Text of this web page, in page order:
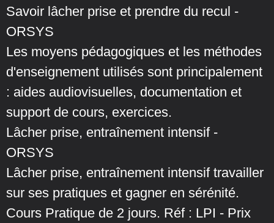
Savoir lâcher prise et prendre du recul -
ORSYS
Les moyens pédagogiques et les méthodes
d'enseignement utilisés sont principalement
: aides audiovisuelles, documentation et
support de cours, exercices.
Lâcher prise, entraînement intensif -
ORSYS
Lâcher prise, entraînement intensif travailler
sur ses pratiques et gagner en sérénité.
Cours Pratique de 2 jours. Réf : LPI - Prix